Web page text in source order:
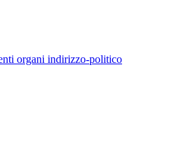
organi indirizzo-politico